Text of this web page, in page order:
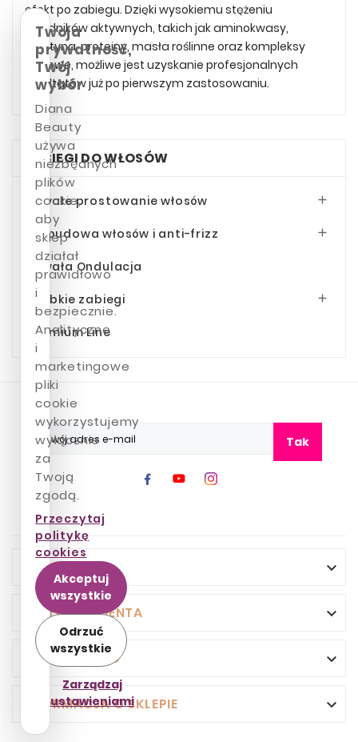
efekt po zabiegu. Dzięki wysokiemu stężeniu
składników aktywnych, takich jak aminokwasy,
keratyna, proteiny, masła roślinne oraz kompleksy
lipidowe, możliwe jest uzyskanie profesjonalnych
rezultatów już po pierwszym zastosowaniu.
ZABIEGI DO WŁOSÓW
Trwałe prostowanie włosów 
Odbudowa włosów i anti-frizz 
Trwała Ondulacja
Szybkie zabiegi 
Premium Line
Tak
INFO 
OBSŁUGA KLIENTA 
TWOJE KONTO 
INFORMACJA O SKLEPIE 
Twoja
prywatność,
Twój
wybór
Diana
Beauty
używa
niezbędnych
plików
cookie,
aby
sklep
działał
prawidłowo
i
bezpiecznie.
Analityczne
i
marketingowe
pliki
cookie
wykorzystujemy
wyłącznie
za
Twoją
zgodą.
Przeczytaj
politykę
cookies
Akceptuj
wszystkie
Odrzuć
wszystkie
Zarządzaj
ustawieniami